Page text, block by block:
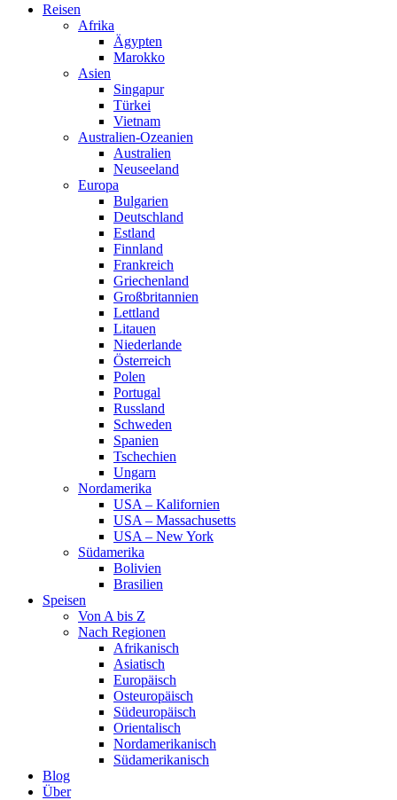
Reisen
Afrika
Ägypten
Marokko
Asien
Singapur
Türkei
Vietnam
Australien-Ozeanien
Australien
Neuseeland
Europa
Bulgarien
Deutschland
Estland
Finnland
Frankreich
Griechenland
Großbritannien
Lettland
Litauen
Niederlande
Österreich
Polen
Portugal
Russland
Schweden
Spanien
Tschechien
Ungarn
Nordamerika
USA – Kalifornien
USA – Massachusetts
USA – New York
Südamerika
Bolivien
Brasilien
Speisen
Von A bis Z
Nach Regionen
Afrikanisch
Asiatisch
Europäisch
Osteuropäisch
Südeuropäisch
Orientalisch
Nordamerikanisch
Südamerikanisch
Blog
Über